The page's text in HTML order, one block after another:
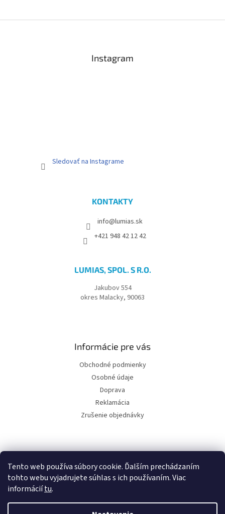
Tento web používa súbory cookie. Ďalším prechádzaním
tohto webu vyjadrujete súhlas s ich používaním. Viac
informáciítu.
Instagram
Sledovať na Instagrame
KONTAKTY
info@lumias.sk
+421 948 42 12 42
LUMIAS, SPOL. S R.O.
Jakubov 554
okres Malacky, 90063
Informácie pre vás
Obchodné podmienky
Osobné údaje
Doprava
Reklamácia
Zrušenie objednávky
Facebook